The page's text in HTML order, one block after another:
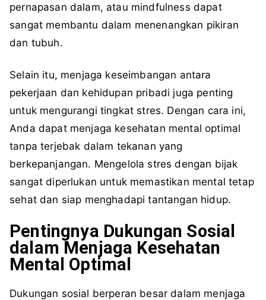
pernapasan dalam, atau mindfulness dapat
sangat membantu dalam menenangkan pikiran
dan tubuh.
Selain itu, menjaga keseimbangan antara
pekerjaan dan kehidupan pribadi juga penting
untuk mengurangi tingkat stres. Dengan cara ini,
Anda dapat menjaga kesehatan mental optimal
tanpa terjebak dalam tekanan yang
berkepanjangan. Mengelola stres dengan bijak
sangat diperlukan untuk memastikan mental tetap
sehat dan siap menghadapi tantangan hidup.
Pentingnya Dukungan Sosial
dalam Menjaga Kesehatan
Mental Optimal
Dukungan sosial berperan besar dalam menjaga